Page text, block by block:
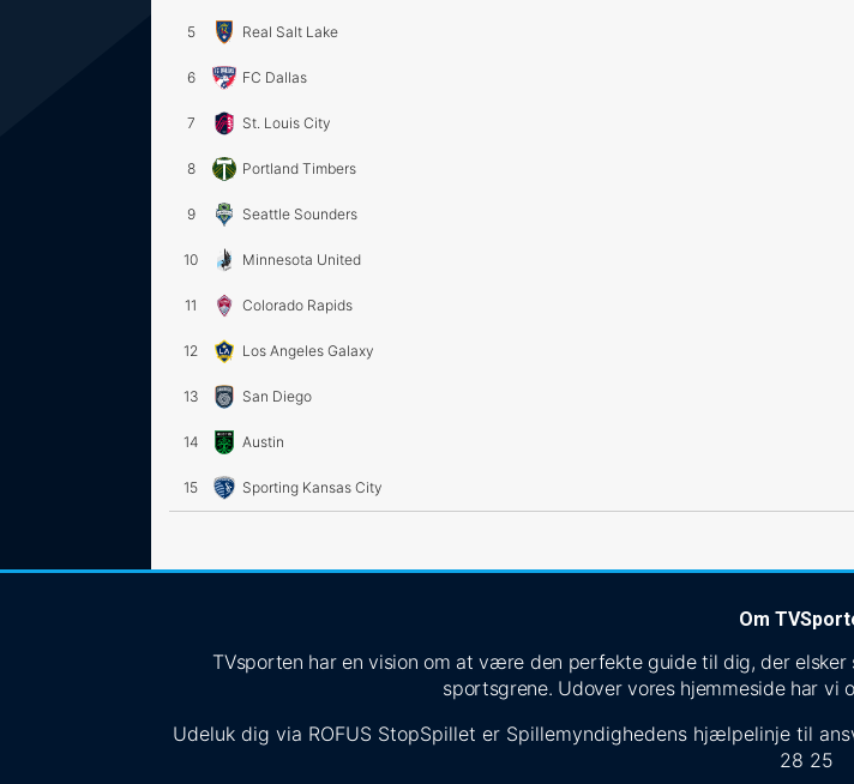
5 Real Salt Lake
6 FC Dallas
7 St. Louis City
8 Portland Timbers
9 Seattle Sounders
10 Minnesota United
11 Colorado Rapids
12 Los Angeles Galaxy
13 San Diego
14 Austin
15 Sporting Kansas City
Om
TVsporten har en vision om at være den perfekte guide til dig, der
sportsgrene. Udover vores hjemmeside har vi
Udeluk dig via ROFUS StopSpillet er Spillemyndighedens hjælpelinje til
28 25